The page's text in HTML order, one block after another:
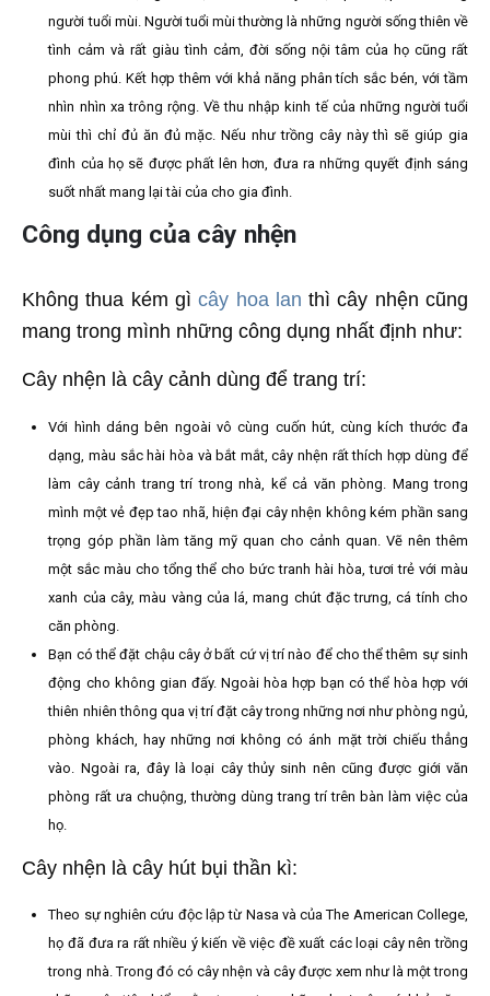
người tuổi mùi. Người tuổi mùi thường là những người sống thiên về
tình cảm và rất giàu tình cảm, đời sống nội tâm của họ cũng rất
phong phú. Kết hợp thêm với khả năng phân tích sắc bén, với tầm
nhìn nhìn xa trông rộng. Về thu nhập kinh tế của những người tuổi
mùi thì chỉ đủ ăn đủ mặc. Nếu như trồng cây này thì sẽ giúp gia
đình của họ sẽ được phất lên hơn, đưa ra những quyết định sáng
suốt nhất mang lại tài của cho gia đình.
Công dụng của cây nhện
Không thua kém gìcây hoa lan thì cây nhện cũng
mang trong mình những công dụng nhất định như:
Cây nhện là cây cảnh dùng để trang trí:
Với hình dáng bên ngoài vô cùng cuốn hút, cùng kích thước đa
dạng, màu sắc hài hòa và bắt mắt, cây nhện rất thích hợp dùng để
làm cây cảnh trang trí trong nhà, kể cả văn phòng. Mang trong
mình một vẻ đẹp tao nhã, hiện đại cây nhện không kém phần sang
trọng góp phần làm tăng mỹ quan cho cảnh quan. Vẽ nên thêm
một sắc màu cho tổng thể cho bức tranh hài hòa, tươi trẻ với màu
xanh của cây, màu vàng của lá, mang chút đặc trưng, cá tính cho
căn phòng.
Bạn có thể đặt chậu cây ở bất cứ vị trí nào để cho thể thêm sự sinh
động cho không gian đấy. Ngoài hòa hợp bạn có thể hòa hợp với
thiên nhiên thông qua vị trí đặt cây trong những nơi như phòng ngủ,
phòng khách, hay những nơi không có ánh mặt trời chiếu thẳng
vào. Ngoài ra, đây là loại cây thủy sinh nên cũng được giới văn
phòng rất ưa chuộng, thường dùng trang trí trên bàn làm việc của
họ.
Cây nhện là cây hút bụi thần kì:
Theo sự nghiên cứu độc lập từ Nasa và của The American College,
họ đã đưa ra rất nhiều ý kiến về việc đề xuất các loại cây nên trồng
trong nhà. Trong đó có cây nhện và cây được xem như là một trong